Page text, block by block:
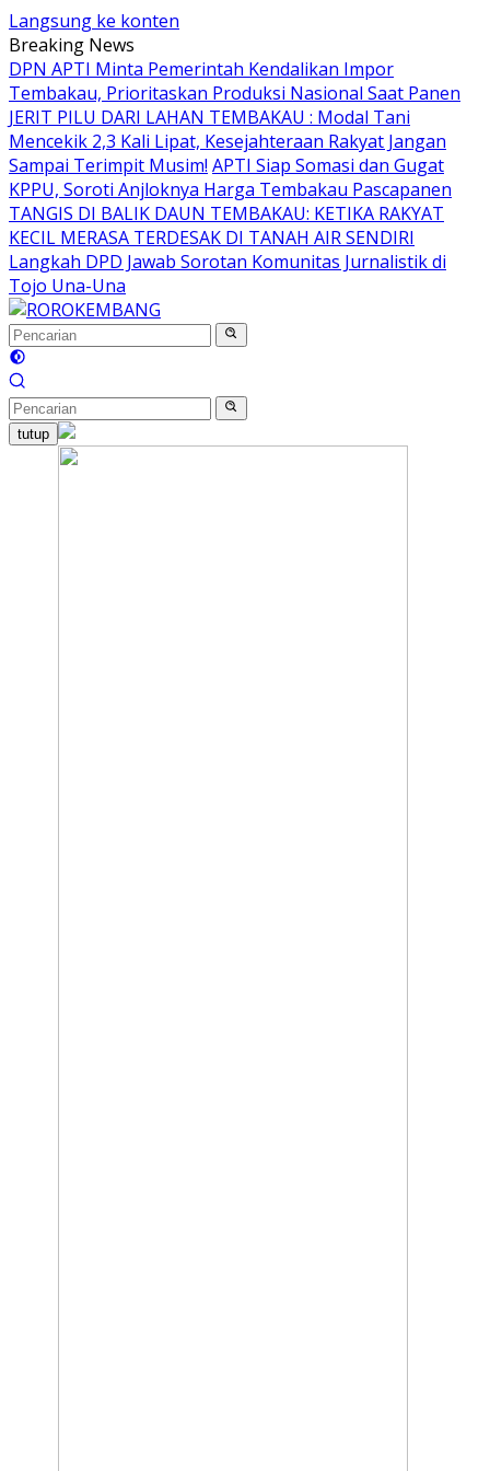
Langsung ke konten
Breaking News
DPN APTI Minta Pemerintah Kendalikan Impor
Tembakau, Prioritaskan Produksi Nasional Saat Panen
JERIT PILU DARI LAHAN TEMBAKAU ​: Modal Tani
Mencekik 2,3 Kali Lipat, Kesejahteraan Rakyat Jangan
Sampai Terimpit Musim! APTI Siap Somasi dan Gugat
KPPU, Soroti Anjloknya Harga Tembakau Pascapanen
TANGIS DI BALIK DAUN TEMBAKAU: KETIKA RAKYAT
KECIL MERASA TERDESAK DI TANAH AIR SENDIRI
Langkah DPD Jawab Sorotan Komunitas Jurnalistik di
Tojo Una-Una
tutup